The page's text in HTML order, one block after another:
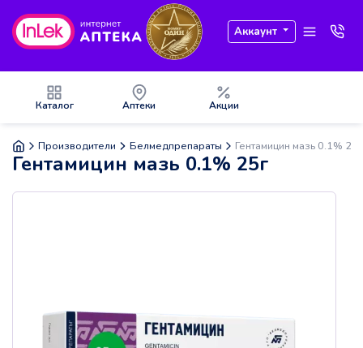
Аккаунт
Каталог Аптеки Акции
Производители Белмедпрепараты Гентамицин мазь 0.1% 25г
Гентамицин мазь 0.1% 25г